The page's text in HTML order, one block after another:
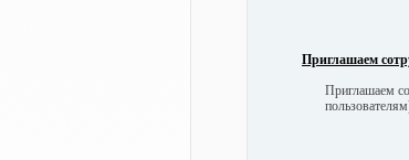
Приглашаем
Приглашаем